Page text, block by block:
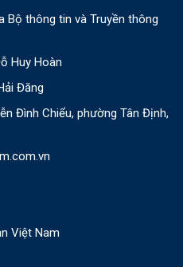
Bộ thông tin và Truyền thông
Huy Hoàn
Đăng
Đình Chiểu, phường Tân Định,
Việt Nam